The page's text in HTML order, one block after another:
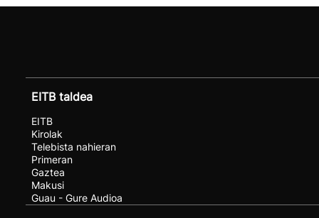
EITB taldea
EITB
Kirolak
Telebista nahieran
Primeran
Gaztea
Makusi
Guau - Gure Audioa